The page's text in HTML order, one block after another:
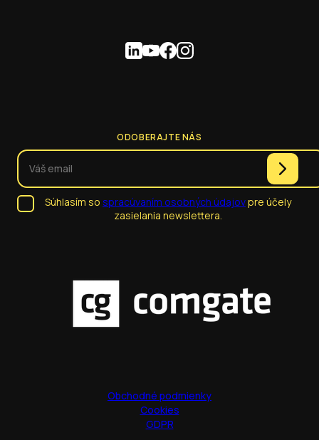
ODOBERAJTE NÁS
Súhlasím so spracúvaním osobných údajovpre účely
zasielania newslettera.
Obchodné podmienky
Cookies
GDPR